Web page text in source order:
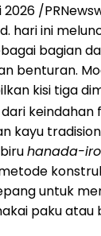
2026 /
hari ini
bagian
benturan.
kisi tiga
keindahan
kayu
hanada-iro
untuk
paku atau